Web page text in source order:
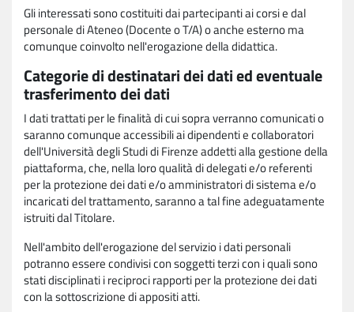
Gli interessati sono costituiti dai partecipanti ai corsi e dal
personale di Ateneo (Docente o T/A) o anche esterno ma
comunque coinvolto nell'erogazione della didattica.
Categorie di destinatari dei dati ed eventuale
trasferimento dei dati
I dati trattati per le finalità di cui sopra verranno comunicati o
saranno comunque accessibili ai dipendenti e collaboratori
dell'Università degli Studi di Firenze addetti alla gestione della
piattaforma, che, nella loro qualità di delegati e/o referenti
per la protezione dei dati e/o amministratori di sistema e/o
incaricati del trattamento, saranno a tal fine adeguatamente
istruiti dal Titolare.
Nell'ambito dell'erogazione del servizio i dati personali
potranno essere condivisi con soggetti terzi con i quali sono
stati disciplinati i reciproci rapporti per la protezione dei dati
con la sottoscrizione di appositi atti.